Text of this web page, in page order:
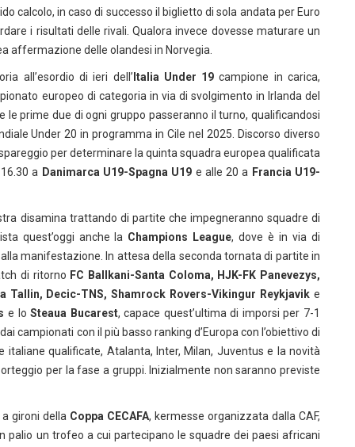
calcolo, in caso di successo il biglietto di sola andata per Euro
i risultati delle rivali. Qualora invece dovesse maturare un
affermazione delle olandesi in Norvegia.
all’esordio di ieri dell’ Italia Under 19campione in carica,
europeo di categoria in via di svolgimento in Irlanda del
prime due di ogni gruppo passeranno il turno, qualificandosi
Under 20 in programma in Cile nel 2025. Discorso diverso
per determinare la quinta squadra europea qualificata
a Danimarca U19-Spagna U19 e alle 20 a Francia U19-
disamina trattando di partite che impegneranno squadre di
quest’oggi anche la Champions League, dove è in via di
manifestazione. In attesa della seconda tornata di partite in
di ritorno FC Ballkani-Santa Coloma, HJK-FK Panevezys,
Decic-TNS, Shamrock Rovers-Vikingur Reykjavik e
e loSteaua Bucarest, capace quest’ultima di imporsi per 7-1
campionati con il più basso ranking d’Europa con l’obiettivo di
italiane qualificate, Atalanta, Inter, Milan, Juventus e la novità
per la fase a gruppi. Inizialmente non saranno previste
gironi della Coppa CECAFA, kermesse organizzata dalla CAF,
palio un trofeo a cui partecipano le squadre dei paesi africani